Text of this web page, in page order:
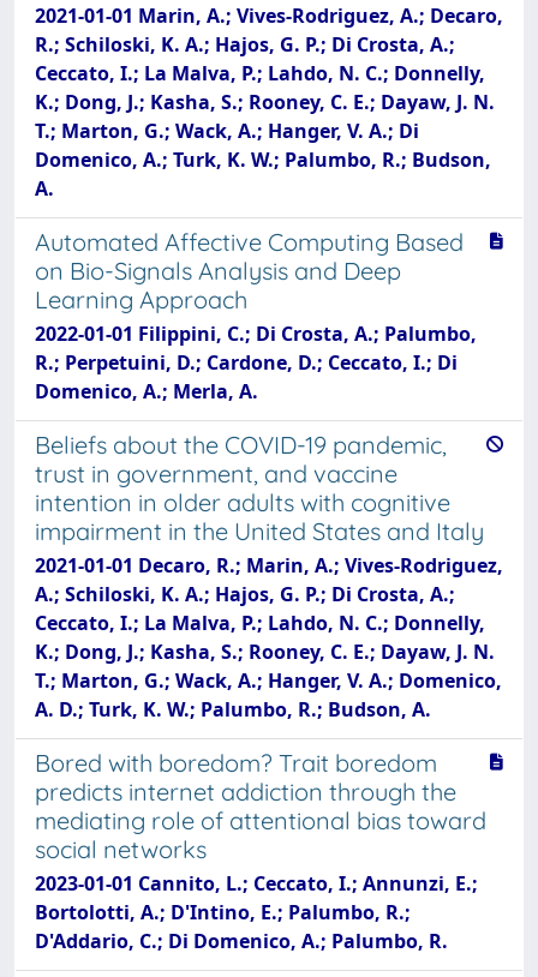
2021-01-01 Marin, A.; Vives-Rodriguez, A.; Decaro,
R.; Schiloski, K. A.; Hajos, G. P.; Di Crosta, A.;
Ceccato, I.; La Malva, P.; Lahdo, N. C.; Donnelly,
K.; Dong, J.; Kasha, S.; Rooney, C. E.; Dayaw, J. N.
T.; Marton, G.; Wack, A.; Hanger, V. A.; Di
Domenico, A.; Turk, K. W.; Palumbo, R.; Budson,
A.
Automated Affective Computing Based
on Bio-Signals Analysis and Deep
Learning Approach
2022-01-01 Filippini, C.; Di Crosta, A.; Palumbo,
R.; Perpetuini, D.; Cardone, D.; Ceccato, I.; Di
Domenico, A.; Merla, A.
Beliefs about the COVID-19 pandemic,
trust in government, and vaccine
intention in older adults with cognitive
impairment in the United States and Italy
2021-01-01 Decaro, R.; Marin, A.; Vives-Rodriguez,
A.; Schiloski, K. A.; Hajos, G. P.; Di Crosta, A.;
Ceccato, I.; La Malva, P.; Lahdo, N. C.; Donnelly,
K.; Dong, J.; Kasha, S.; Rooney, C. E.; Dayaw, J. N.
T.; Marton, G.; Wack, A.; Hanger, V. A.; Domenico,
A. D.; Turk, K. W.; Palumbo, R.; Budson, A.
Bored with boredom? Trait boredom
predicts internet addiction through the
mediating role of attentional bias toward
social networks
2023-01-01 Cannito, L.; Ceccato, I.; Annunzi, E.;
Bortolotti, A.; D'Intino, E.; Palumbo, R.;
D'Addario, C.; Di Domenico, A.; Palumbo, R.